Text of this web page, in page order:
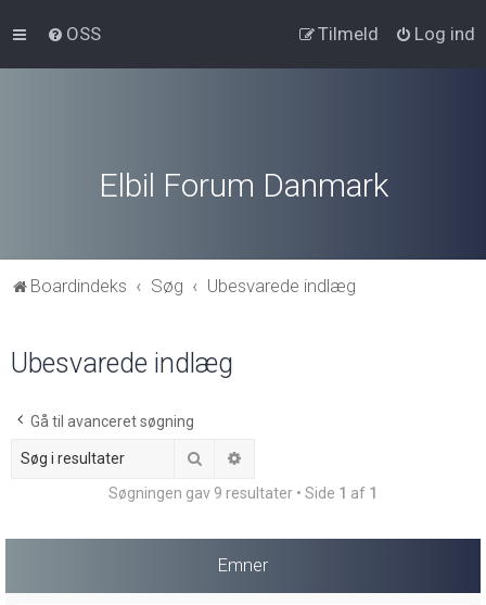
OSS Log ind
Tilmeld
Elbil Forum Danmark
Boardindeks Søg Ubesvarede indlæg
Ubesvarede indlæg
Gå til avanceret søgning
Søg
Søgningen gav 9 resultater • Side 1 af 1
Emner